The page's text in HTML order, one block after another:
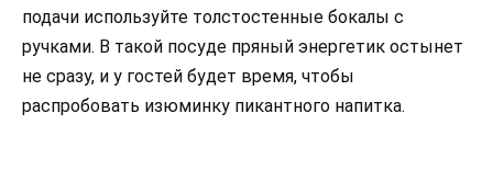
подачи используйте толстостенные бокалы с
ручками. В такой посуде пряный энергетик остынет
не сразу, и у гостей будет время, чтобы
распробовать изюминку пикантного напитка.